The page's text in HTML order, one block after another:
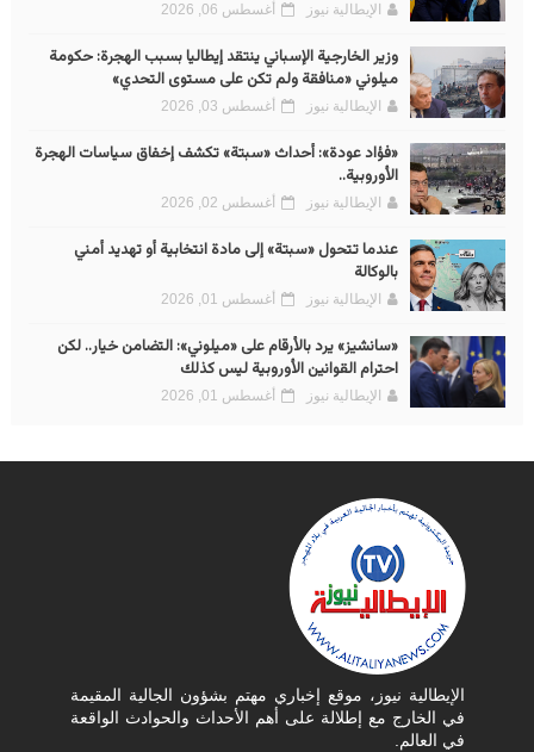
الإيطالية نيوز أغسطس 06, 2026
وزير الخارجية الإسباني ينتقد إيطاليا بسبب الهجرة: حكومة
ميلوني «منافقة ولم تكن على مستوى التحدي»
الإيطالية نيوز أغسطس 03, 2026
«فؤاد عودة»: أحداث «سبتة» تكشف إخفاق سياسات الهجرة
الأوروبية..
الإيطالية نيوز أغسطس 02, 2026
عندما تتحول «سبتة» إلى مادة انتخابية أو تهديد أمني
بالوكالة
الإيطالية نيوز أغسطس 01, 2026
«سانشيز» يرد بالأرقام على «ميلوني»: التضامن خيار.. لكن
احترام القوانين الأوروبية ليس كذلك
الإيطالية نيوز أغسطس 01, 2026
الإيطالية نيوز، موقع إخباري مهتم بشؤون الجالية المقيمة
في الخارج مع إطلالة على أهم الأحداث والحوادث الواقعة
في العالم.